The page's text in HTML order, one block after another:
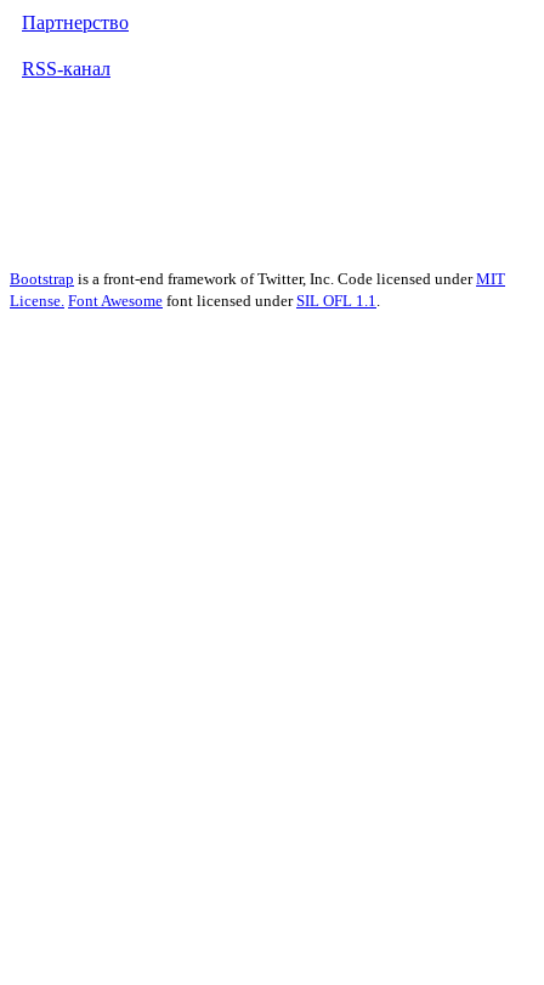
Партнерство
RSS-канал
Bootstrap is a front-end framework of Twitter, Inc. Code licensed underMIT
License. Font Awesome font licensed underSIL OFL 1.1.